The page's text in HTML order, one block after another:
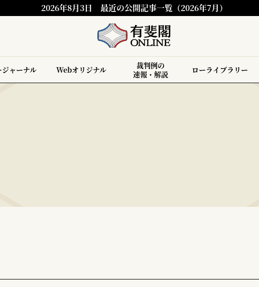
2026年8月3日 最近の公開記事一覧（2026年7月）
ジャーナル Webオリジナル
裁判例の
速報・解説
ローライブラリー